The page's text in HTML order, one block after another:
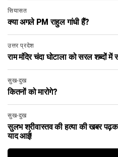
सियासत
क्या अगले PM राहुल गांधी हैं?
उत्तर प्रदेश
राम मंदिर चंदा घोटाला को सरल शब्दों
सुख-दुख
कितनों को मारोगे?
सुख-दुख
सुलभ श्रीवास्तव की हत्या की खबर
याद आई!